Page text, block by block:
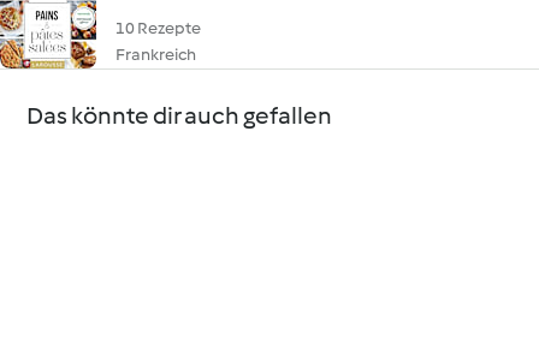
10 Rezepte
Frankreich
Das könnte dir auch gefallen